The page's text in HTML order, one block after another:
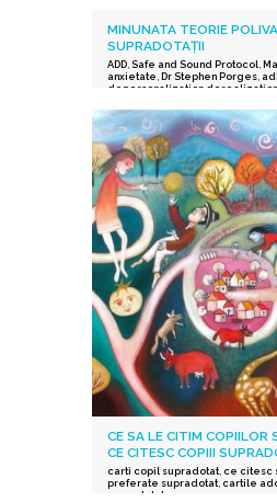
MINUNATA TEORIE
SUPRADOTAȚII
ADD, Safe and Sound Protocol
anxietate Dr Stephen Porges,
depersonalization derealization
supraexcitabilitate supradotati,
Sound
,procesarea senzorială
supradotati, Editura Herald ,
Vindecare in ritmul tau,TSA
CE SA LE CITIM COPIILOR
CE CITESC COPIII
carti copil supradotat, ce citesc
preferate supradotat, cartile
supradotat